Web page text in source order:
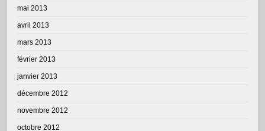
mai 2013
avril 2013
mars 2013
février 2013
janvier 2013
décembre 2012
novembre 2012
octobre 2012